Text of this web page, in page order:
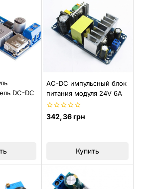
DC-DC
AC-DC импульсный блок
питания модуля 24V 6A
0
342,36грн
Купить